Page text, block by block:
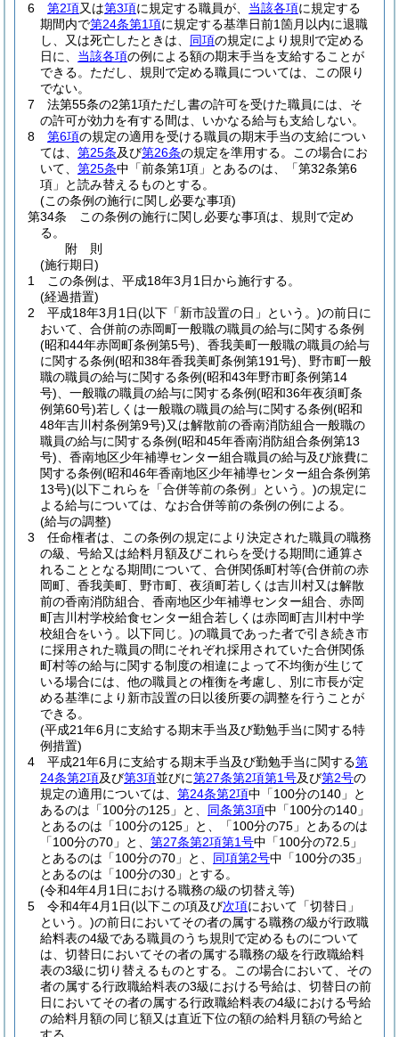
6
第2項又は第3項に規定する職員が、 当該各項に規定する
期間内で第24条第1項に規定する基準日前1箇月以内に退職
し、又は死亡したときは、 同項の規定により規則で定める
日に、 当該各項の例による額の期末手当を支給することが
できる。 ただし、規則で定める職員については、この限り
でない。
7
法第55条の2第1項ただし書の許可を受けた職員には、そ
の許可が効力を有する間は、いかなる給与も支給しない。
8
第6項の規定の適用を受ける職員の期末手当の支給につい
ては、 第25条及び第26条の規定を準用する。
この場合にお
いて、 第25条中「前条第1項」とあるのは、「第32条第6
項」と読み替えるものとする。
(この条例の施行に関し必要な事項)
第34条
この条例の施行に関し必要な事項は、規則で定め
る。
附 則
(施行期日)
1
この条例は、平成18年3月1日から施行する。
(経過措置)
2
平成18年3月1日(以下「新市設置の日」という。)の前日に
おいて、合併前の赤岡町一般職の職員の給与に関する条例
(昭和44年赤岡町条例第5号) 、香我美町一般職の職員の給与
に関する条例(昭和38年香我美町条例第191号) 、野市町一般
職の職員の給与に関する条例(昭和43年野市町条例第14
号) 、一般職の職員の給与に関する条例(昭和36年夜須町条
例第60号)若しくは一般職の職員の給与に関する条例(昭和
48年吉川村条例第9号)又は解散前の香南消防組合一般職の
職員の給与に関する条例(昭和45年香南消防組合条例第13
号) 、香南地区少年補導センター組合職員の給与及び旅費に
関する条例(昭和46年香南地区少年補導センター組合条例第
13号)(以下これらを「合併等前の条例」という。)の規定に
よる給与については、なお合併等前の条例の例による。
(給与の調整)
3
任命権者は、この条例の規定により決定された職員の職務
の級、号給又は給料月額及びこれらを受ける期間に通算さ
れることとなる期間について、合併関係町村等(合併前の赤
岡町、香我美町、野市町、夜須町若しくは吉川村又は解散
前の香南消防組合、香南地区少年補導センター組合、赤岡
町吉川村学校給食センター組合若しくは赤岡町吉川村中学
校組合をいう。以下同じ。)の職員であった者で引き続き市
に採用された職員の間にそれぞれ採用されていた合併関係
町村等の給与に関する制度の相違によって不均衡が生じて
いる場合には、他の職員との権衡を考慮し、別に市長が定
める基準により新市設置の日以後所要の調整を行うことが
できる。
(平成21年6月に支給する期末手当及び勤勉手当に関する特
例措置)
4
平成21年6月に支給する期末手当及び勤勉手当に関する第
24条第2項及び第3項並びに第27条第2項第1号及び第2号の
規定の適用については、 第24条第2項中「100分の140」と
あるのは「100分の125」と、 同条第3項中「100分の140」
とあるのは「100分の125」と、「100分の75」とあるのは
「100分の70」と、 第27条第2項第1号中「100分の72.5」
とあるのは「100分の70」と、 同項第2号中「100分の35」
とあるのは「100分の30」とする。
(令和4年4月1日における職務の級の切替え等)
5
令和4年4月1日(以下この項及び次項において「切替日」
という。)の前日においてその者の属する職務の級が行政職
給料表の4級である職員のうち規則で定めるものについて
は、切替日においてその者の属する職務の級を行政職給料
表の3級に切り替えるものとする。
この場合において、その
者の属する行政職給料表の3級における号給は、切替日の前
日においてその者の属する行政職給料表の4級における号給
の給料月額の同じ額又は直近下位の額の給料月額の号給と